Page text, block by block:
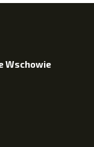
Wschowie